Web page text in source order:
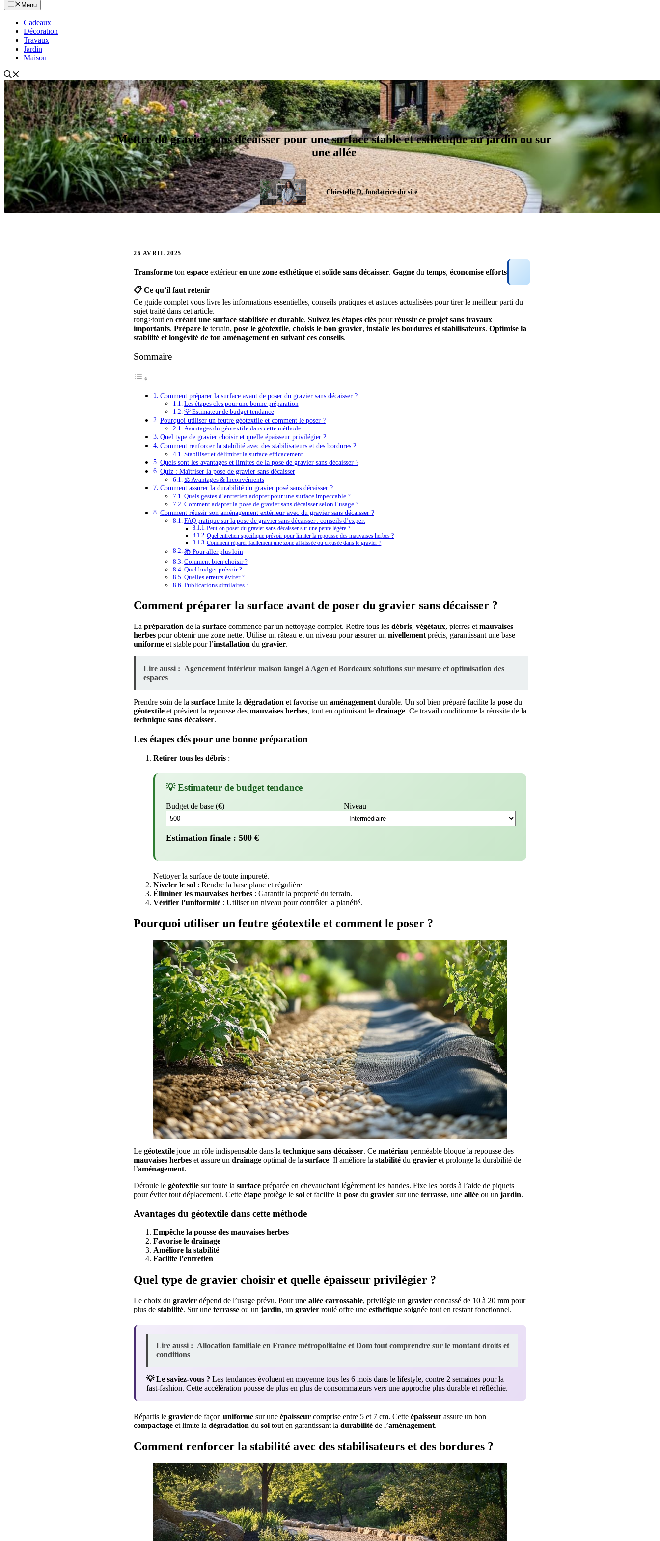
Menu
Cadeaux
Décoration
Travaux
Jardin
Maison
MAISON
Mettre du gravier sans décaisser pour une surface stable et esthétique au jardin ou sur
une allée
Chirstelle D, fondatrice du site
26 AVRIL 2025
Transforme ton espace extérieuren une zone esthétique et solide sans décaisser. Gagne du temps, économise efforts
📋 Ce qu’il faut retenir
Ce guide complet vous livre les informations essentielles, conseils pratiques et astuces actualisées pour tirer le meilleur parti du
sujet traité dans cet article.
rong>tout en créant une surface stabilisée et durable. Suivez les étapes clés pourréussir ce projet sans travaux
importants. Prépare le terrain, pose le géotextile, choisis le bon gravier, installe les bordures et stabilisateurs. Optimise la
stabilité et longévité de ton aménagement en suivant ces conseils.
Sommaire
Comment préparer la surface avant de poser du gravier sans décaisser ?
Les étapes clés pour une bonne préparation
💡 Estimateur de budget tendance
Pourquoi utiliser un feutre géotextile et comment le poser ?
Avantages du géotextile dans cette méthode
Quel type de gravier choisir et quelle épaisseur privilégier ?
Comment renforcer la stabilité avec des stabilisateurs et des bordures ?
Stabiliser et délimiter la surface efficacement
Quels sont les avantages et limites de la pose de gravier sans décaisser ?
Quiz : Maîtriser la pose de gravier sans décaisser
⚖️ Avantages & Inconvénients
Comment assurer la durabilité du gravier posé sans décaisser ?
Quels gestes d’entretien adopter pour une surface impeccable ?
Comment adapter la pose de gravier sans décaisser selon l’usage ?
Comment réussir son aménagement extérieur avec du gravier sans décaisser ?
FAQ pratique sur la pose de gravier sans décaisser : conseils d’expert
Peut-on poser du gravier sans décaisser sur une pente légère ?
Quel entretien spécifique prévoir pour limiter la repousse des mauvaises herbes ?
Comment réparer facilement une zone affaissée ou creusée dans le gravier ?
📚 Pour aller plus loin
Comment bien choisir ?
Quel budget prévoir ?
Quelles erreurs éviter ?
Publications similaires :
Comment préparer la surface avant de poser du gravier sans décaisser ?
La préparation de la surface commence par un nettoyage complet. Retire tous les débris, végétaux, pierres et mauvaises
herbes pour obtenir une zone nette. Utilise un râteau et un niveau pour assurer un nivellement précis, garantissant une base
uniforme et stable pour l’installation du gravier.
Lire aussi : Agencement intérieur maison langel à Agen et Bordeaux solutions sur mesure et optimisation des
espaces
Prendre soin de la surface limite la dégradation et favorise un aménagement durable. Un sol bien préparé facilite la pose du
géotextile et prévient la repousse des mauvaises herbes, tout en optimisant le drainage. Ce travail conditionne la réussite de la
technique sans décaisser.
Les étapes clés pour une bonne préparation
Retirer tous les débris :
💡 Estimateur de budget tendance
Budget de base (€) Niveau
Estimation finale : 500 €
Nettoyer la surface de toute impureté.
Niveler le sol : Rendre la base plane et régulière.
Éliminer les mauvaises herbes : Garantir la propreté du terrain.
Vérifier l’uniformité : Utiliser un niveau pour contrôler la planéité.
Pourquoi utiliser un feutre géotextile et comment le poser ?
Le géotextile joue un rôle indispensable dans la technique sans décaisser. Ce matériau perméable bloque la repousse des
mauvaises herbes et assure un drainage optimal de la surface. Il améliore la stabilité du gravier et prolonge la durabilité de
l’aménagement.
Déroule le géotextile sur toute la surface préparée en chevauchant légèrement les bandes. Fixe les bords à l’aide de piquets
pour éviter tout déplacement. Cette étape protège le sol et facilite la pose du gravier sur une terrasse, une allée ou un jardin.
Avantages du géotextile dans cette méthode
Empêche la pousse des mauvaises herbes
Favorise le drainage
Améliore la stabilité
Facilite l’entretien
Quel type de gravier choisir et quelle épaisseur privilégier ?
Le choix du gravier dépend de l’usage prévu. Pour une allée carrossable, privilégie un gravier concassé de 10 à 20 mm pour
plus de stabilité. Sur une terrasse ou un jardin, un gravier roulé offre une esthétique soignée tout en restant fonctionnel.
Lire aussi : Allocation familiale en France métropolitaine et Dom tout comprendre sur le montant droits et
conditions
💡 Le saviez-vous ? Les tendances évoluent en moyenne tous les 6 mois dans le lifestyle, contre 2 semaines pour la
fast-fashion. Cette accélération pousse de plus en plus de consommateurs vers une approche plus durable et réfléchie.
Répartis le gravier de façon uniforme sur une épaisseur comprise entre 5 et 7 cm. Cette épaisseur assure un bon
compactage et limite la dégradation du sol tout en garantissant la durabilité de l’aménagement.
Comment renforcer la stabilité avec des stabilisateurs et des bordures ?